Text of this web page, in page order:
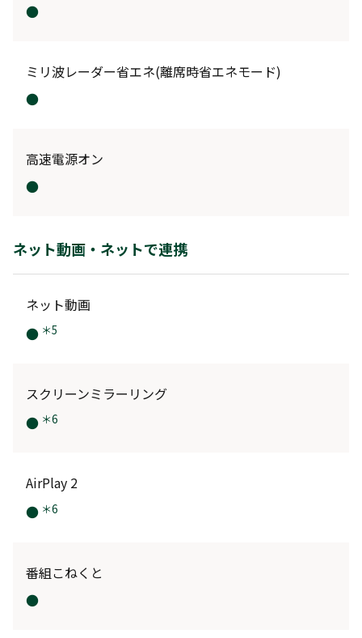
●
ミリ波レーダー省エネ(離席時省エネモード)
●
高速電源オン
●
ネット動画・ネットで連携
ネット動画
● ＊5
スクリーンミラーリング
● ＊6
AirPlay 2
● ＊6
番組こねくと
●